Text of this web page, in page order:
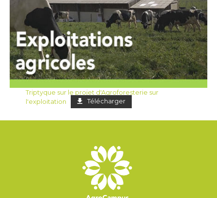
Triptyque sur le projet d'Agroforesterie sur
l'exploitation
Télécharger